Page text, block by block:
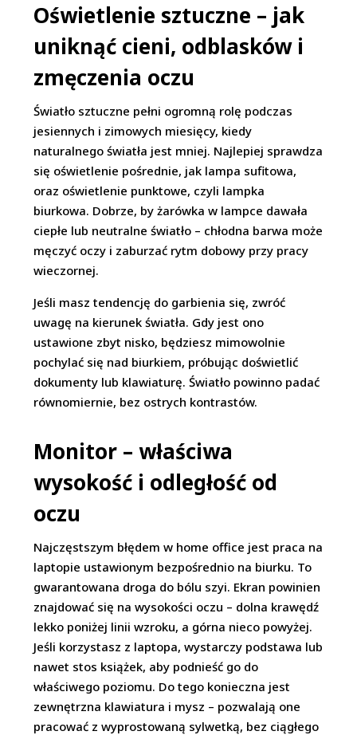
Oświetlenie sztuczne – jak
uniknąć cieni, odblasków i
zmęczenia oczu
Światło sztuczne pełni ogromną rolę podczas
jesiennych i zimowych miesięcy, kiedy
naturalnego światła jest mniej. Najlepiej sprawdza
się oświetlenie pośrednie, jak lampa sufitowa,
oraz oświetlenie punktowe, czyli lampka
biurkowa. Dobrze, by żarówka w lampce dawała
ciepłe lub neutralne światło – chłodna barwa może
męczyć oczy i zaburzać rytm dobowy przy pracy
wieczornej.
Jeśli masz tendencję do garbienia się, zwróć
uwagę na kierunek światła. Gdy jest ono
ustawione zbyt nisko, będziesz mimowolnie
pochylać się nad biurkiem, próbując doświetlić
dokumenty lub klawiaturę. Światło powinno padać
równomiernie, bez ostrych kontrastów.
Monitor – właściwa
wysokość i odległość od
oczu
Najczęstszym błędem w home office jest praca na
laptopie ustawionym bezpośrednio na biurku. To
gwarantowana droga do bólu szyi. Ekran powinien
znajdować się na wysokości oczu – dolna krawędź
lekko poniżej linii wzroku, a górna nieco powyżej.
Jeśli korzystasz z laptopa, wystarczy podstawa lub
nawet stos książek, aby podnieść go do
właściwego poziomu. Do tego konieczna jest
zewnętrzna klawiatura i mysz – pozwalają one
pracować z wyprostowaną sylwetką, bez ciągłego